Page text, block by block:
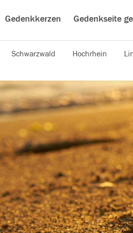
Gedenkkerzen Gedenkseite
Schwarzwald Hochrhein